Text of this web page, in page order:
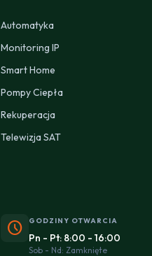
Automatyka
Monitoring IP
Smart Home
Pompy Ciepła
Rekuperacja
Telewizja SAT
schedule GODZINY OTWARCIA
Pn - Pt: 8:00 - 16:00
Sob - Nd: Zamknięte